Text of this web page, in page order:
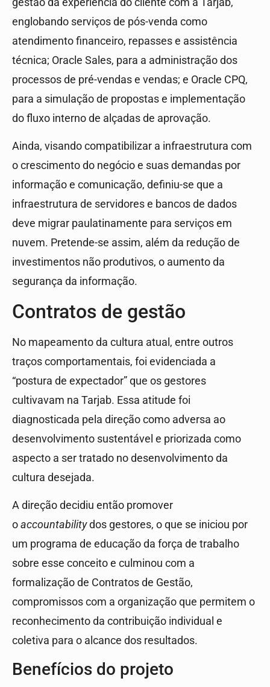
gestão da experiência do cliente com a Tarjab,
englobando serviços de pós-venda como
atendimento financeiro, repasses e assistência
técnica; Oracle Sales, para a administração dos
processos de pré-vendas e vendas; e Oracle CPQ,
para a simulação de propostas e implementação
do fluxo interno de alçadas de aprovação.
Ainda, visando compatibilizar a infraestrutura com
o crescimento do negócio e suas demandas por
informação e comunicação, definiu-se que a
infraestrutura de servidores e bancos de dados
deve migrar paulatinamente para serviços em
nuvem. Pretende-se assim, além da redução de
investimentos não produtivos, o aumento da
segurança da informação.
Contratos de gestão
No mapeamento da cultura atual, entre outros
traços comportamentais, foi evidenciada a
“postura de expectador” que os gestores
cultivavam na Tarjab. Essa atitude foi
diagnosticada pela direção como adversa ao
desenvolvimento sustentável e priorizada como
aspecto a ser tratado no desenvolvimento da
cultura desejada.
A direção decidiu então promover
o accountabilitydos gestores, o que se iniciou por
um programa de educação da força de trabalho
sobre esse conceito e culminou com a
formalização de Contratos de Gestão,
compromissos com a organização que permitem o
reconhecimento da contribuição individual e
coletiva para o alcance dos resultados.
Benefícios do projeto